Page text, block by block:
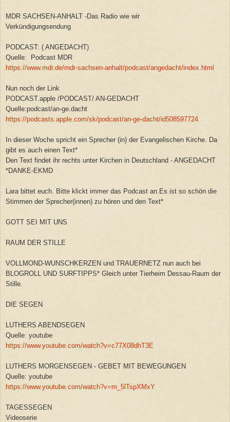
MDR SACHSEN-ANHALT -Das Radio wie wir
Verkündigungsendung
PODCAST: ( ANGEDACHT)
Quelle: Podcast MDR
https://www.mdr.de/mdr-sachsen-anhalt/podcast/angedacht/index.html
Nun noch der Link
PODCAST.apple /PODCAST/ AN-GEDACHT
Quelle:podcast/an-ge.dacht
https://podcasts.apple.com/sk/podcast/an-ge-dacht/id508597724
In dieser Woche spricht ein Sprecher (in) der Evangelischen Kirche. Da
gibt es auch einen Text*
Den Text findet ihr rechts unter Kirchen in Deutschland - ANGEDACHT
*DANKE-EKMD
Lara bittet euch. Bitte klickt immer das Podcast an.Es ist so schön die
Stimmen der Sprecher(innen) zu hören und den Text*
GOTT SEI MIT UNS
RAUM DER STILLE
VOLLMOND-WUNSCHKERZEN und TRAUERNETZ nun auch bei
BLOGROLL UND SURFTIPPS* Gleich unter Tierheim Dessau-Raum der
Stille.
DIE SEGEN
LUTHERS ABENDSEGEN
Quelle: youtube
https://www.youtube.com/watch?v=c77X08dhT3E
LUTHERS MORGENSEGEN - GEBET MIT BEWEGUNGEN
Quelle: youtube
https://www.youtube.com/watch?v=m_5lTspXMxY
TAGESSEGEN
Videoserie